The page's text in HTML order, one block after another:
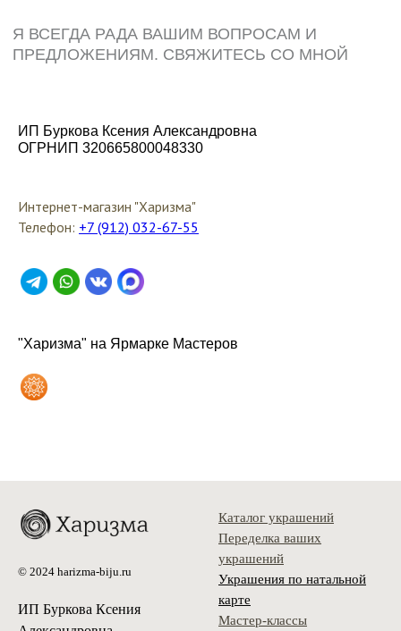
ИП Буркова Ксения Александровна
ОГРНИП 320665800048330
Интернет-магазин "Харизма"
Телефон: +7 (912) 032-67-55
"Харизма" на Ярмарке Мастеров
© 2024 harizma-biju.ru
ИП Буркова Ксения
Каталог украшений
Переделка ваших
украшений
Украшения по натальной
карте
Мастер-классы